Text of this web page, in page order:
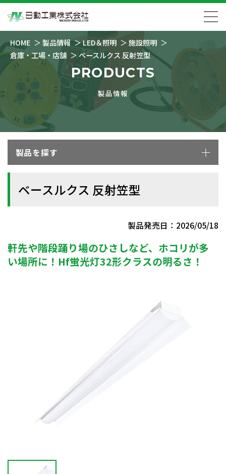
HOME 製品情報 LED＆照明
施設照明
倉庫・工場・店舗
ベースルクス 反射笠型
PRODUCTS
製品情報
製品を探す
ベースルクス 反射笠型
製品発売日：2026/05/18
軒先や階段踊り場のひさしなど、ホコリが多
い場所に！Hf蛍光灯32形クラスの明るさ！